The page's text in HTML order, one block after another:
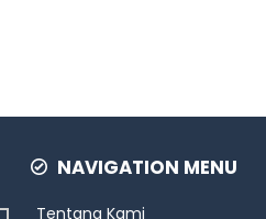
NAVIGATION MENU
Tentang Kami